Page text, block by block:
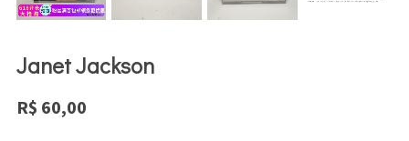
Janet Jackson
R$ 60,00